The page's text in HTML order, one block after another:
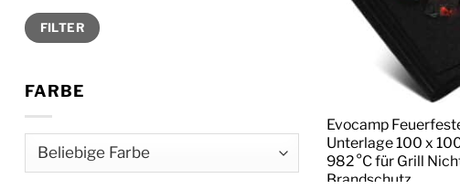
Min.
Preis
Max.
PreisFILTER
FARBE
Evocamp
Unterlage 100 x
982 °C für Grill
Brandschutz